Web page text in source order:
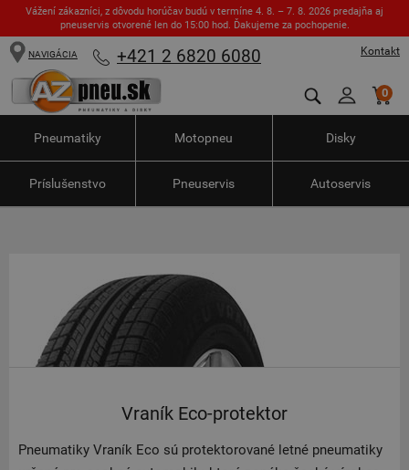
Vážení zákazníci, z dôvodu horúčav budú v termíne 4. 8. – 7. 8. 2026 predajňa aj
pneuservis otvorené len do 15:00 hod. Ďakujeme za pochopenie.
Kontakt
NAVIGÁCIA +421 2 6820 6080
0
Pneumatiky Motopneu Disky
Príslušenstvo Pneuservis Autoservis
Vraník Eco-protektor
Pneumatiky Vraník Eco sú protektorované letné pneumatiky